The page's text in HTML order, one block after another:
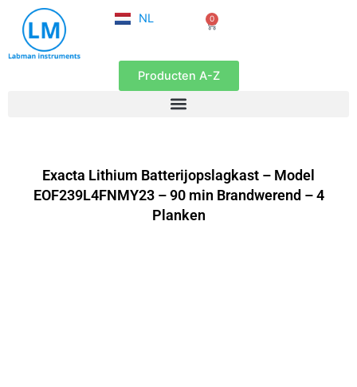
naar
NL
EN
0
Winkelwagen
Producten A-Z
Exacta Lithium Batterijopslagkast – Model
EOF239L4FNMY23 – 90 min Brandwerend – 4
Planken